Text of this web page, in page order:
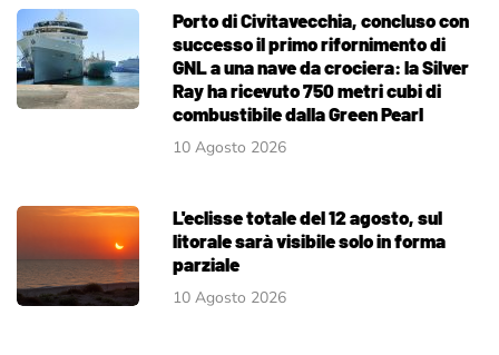
Porto di Civitavecchia, concluso con
successo il primo rifornimento di
GNL a una nave da crociera: la Silver
Ray ha ricevuto 750 metri cubi di
combustibile dalla Green Pearl
10 Agosto 2026
L'eclisse totale del 12 agosto, sul
litorale sarà visibile solo in forma
parziale
10 Agosto 2026